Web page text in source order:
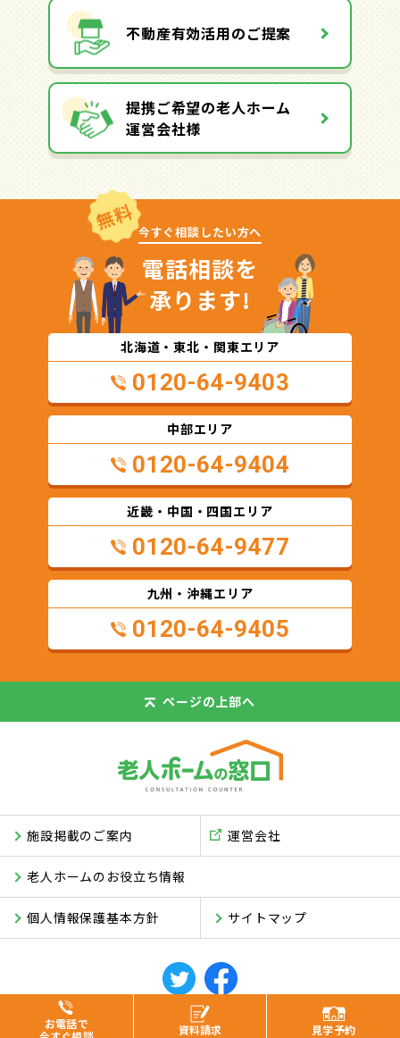
お電話で
資料請求 見学予約
不動産有効活用のご提案
提携ご希望の老人ホーム
運営会社様
無料 今すぐ相談したい方へ
電話相談を
承ります!
北海道・東北・関東エリア
0120-64-9403
中部エリア
0120-64-9404
近畿・中国・四国エリア
0120-64-9477
九州・沖縄エリア
0120-64-9405
ページの 上部へ
施設掲載のご案内
老人ホームのお役立ち情報
サイトマップ
運営会社
個人情報保護基本方針
© ASUKI Inc.